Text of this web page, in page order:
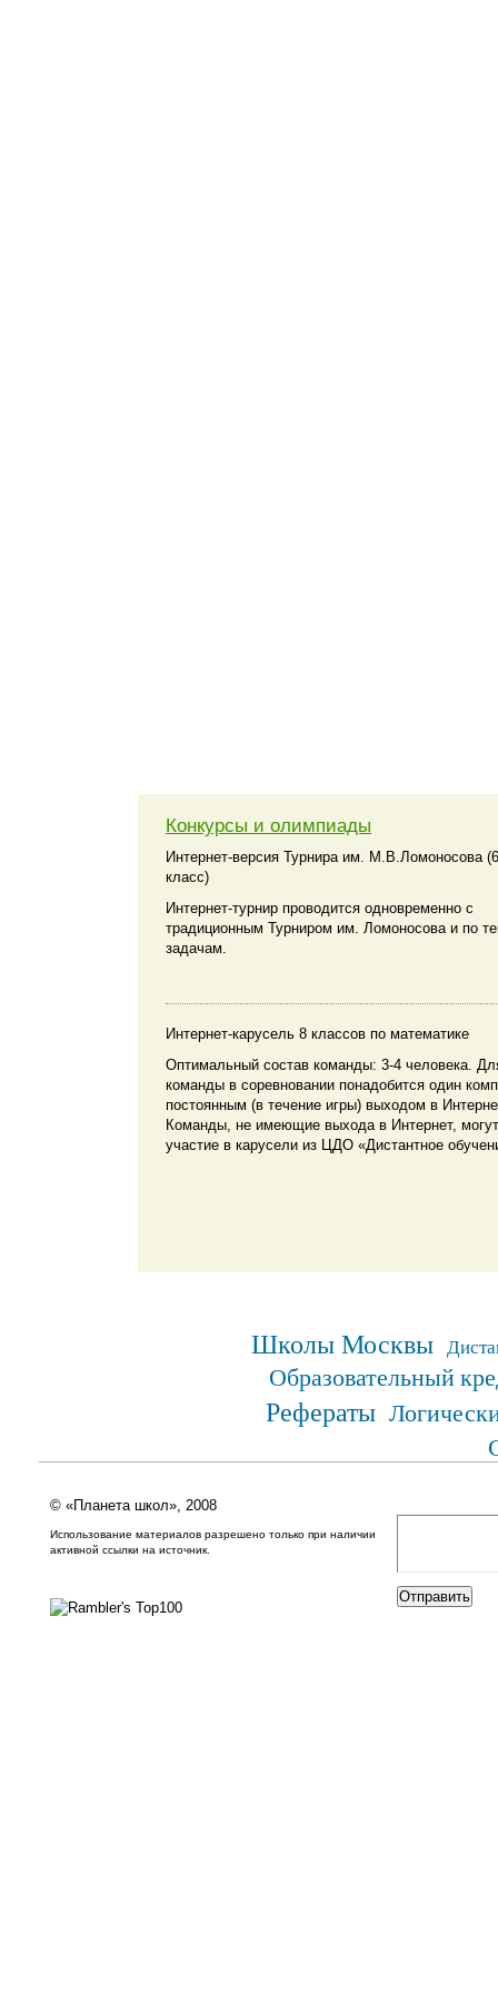
Конкурсы и олимпиады
Интернет-версия Турнира им. М.В.Ломоносова
класс)
Интернет-турнир проводится одновременно с
традиционным Турниром им. Ломоносова и по
задачам.
Интернет-карусель 8 классов по математике
Оптимальный состав команды: 3-4 человека.
команды в соревновании понадобится один
постоянным (в течение игры) выходом в
Команды, не имеющие выхода в Интернет,
участие в карусели из ЦДО «Дистантное
Школы Москвы
Образовательный
Рефераты
© «Планета школ», 2008
Использование материалов разрешено только при наличии
активной ссылки на источник.